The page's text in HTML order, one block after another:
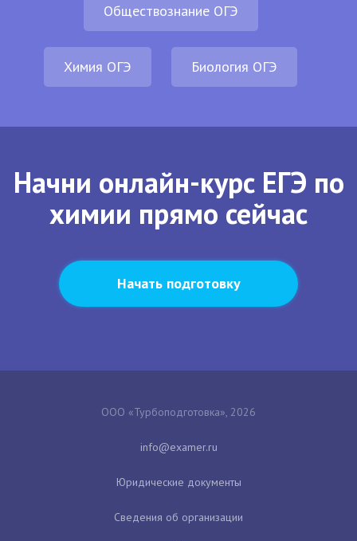
Обществознание ОГЭ
Химия ОГЭ Биология ОГЭ
Начни онлайн-курс ЕГЭ по
химии прямо сейчас
Начать подготовку
ООО «Турбоподготовка», 2026
Юридические документы
Сведения об организации